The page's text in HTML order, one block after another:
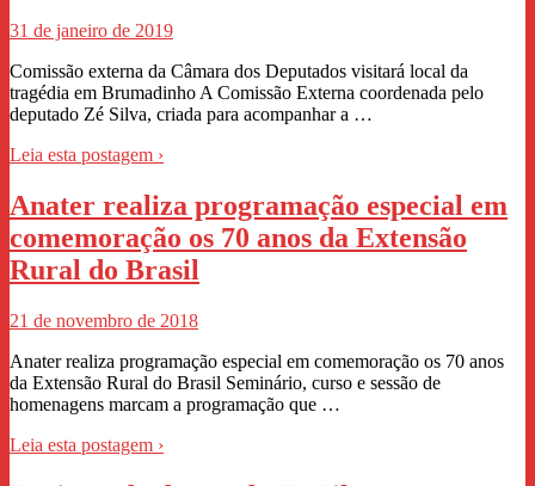
31 de janeiro de 2019
Comissão externa da Câmara dos Deputados visitará local da
tragédia em Brumadinho A Comissão Externa coordenada pelo
deputado Zé Silva, criada para acompanhar a …
Leia esta postagem ›
Anater realiza programação especial em
comemoração os 70 anos da Extensão
Rural do Brasil
21 de novembro de 2018
Anater realiza programação especial em comemoração os 70 anos
da Extensão Rural do Brasil Seminário, curso e sessão de
homenagens marcam a programação que …
Leia esta postagem ›